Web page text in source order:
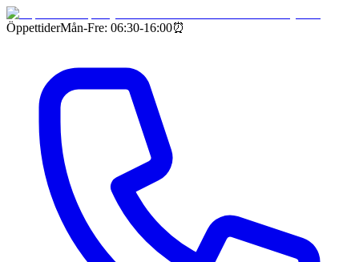
ÖppettiderMån-Fre: 06:30-16:00⏰